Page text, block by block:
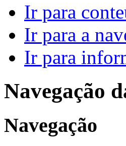
Ir para
Ir para a
Ir para
Navegação
Navegação